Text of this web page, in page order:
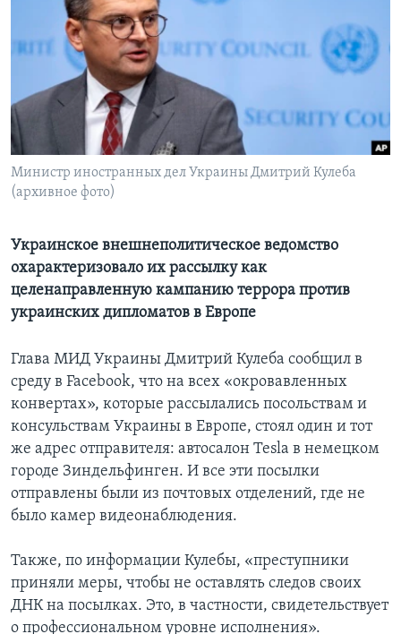
Learning English
СОЦИАЛЬНЫЕ СЕТИ
Министр иностранных дел Украины Дмитрий Кулеба
(архивное фото)
Украинское внешнеполитическое ведомство
охарактеризовало их рассылку как
целенаправленную кампанию террора против
украинских дипломатов в Европе
Глава МИД Украины Дмитрий Кулеба сообщил в
среду в Facebook, что на всех «окровавленных
конвертах», которые рассылались посольствам и
консульствам Украины в Европе, стоял один и тот
же адрес отправителя: автосалон Tesla в немецком
городе Зиндельфинген. И все эти посылки
отправлены были из почтовых отделений, где не
было камер видеонаблюдения.
Также, по информации Кулебы, «преступники
приняли меры, чтобы не оставлять следов своих
ДНК на посылках. Это, в частности, свидетельствует
о профессиональном уровне исполнения».